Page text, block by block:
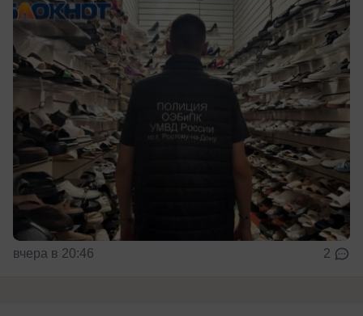
вчера в 20:46 2